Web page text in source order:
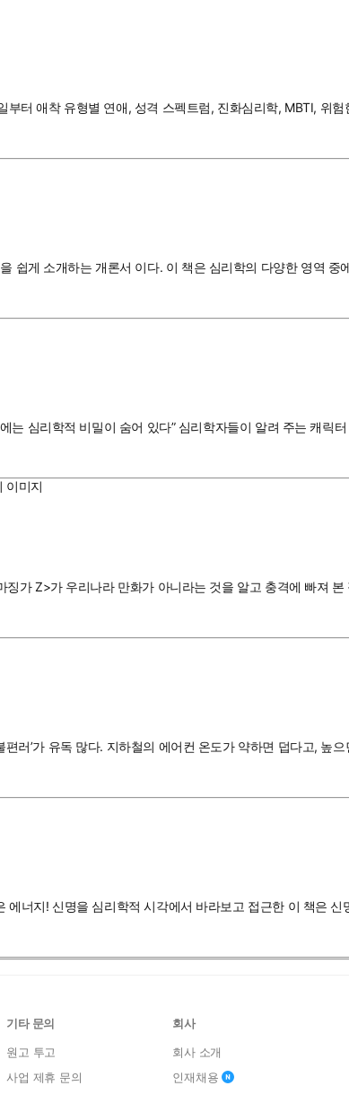
부터 애착 유형별 연애, 성격 스펙트럼, 진화심리학, MBTI,
쉽게 소개하는 개론서 이다. 이 책은 심리학의 다양한 영역
는 심리학적 비밀이 숨어 있다” 심리학자들이 알려 주는 캐
가 Z>가 우리나라 만화가 아니라는 것을 알고 충격에 빠져
러’가 유독 많다. 지하철의 에어컨 온도가 약하면 덥다고, 높
너지! 신명을 심리학적 시각에서 바라보고 접근한 이 책은
기타 문의
원고 투고
사업 제휴 문의
회사
회사 소개
인재채용